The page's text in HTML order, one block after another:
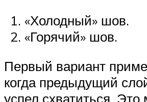
«Холодный» шов.
«Горячий» шов.
Первый вариант
когда предыдущий
успел схватиться. Это